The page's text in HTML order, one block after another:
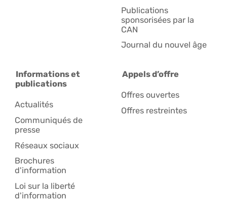
Publications
sponsorisées par la
CAN
Journal du nouvel âge
Informations et
publications
Actualités
Communiqués de
presse
Réseaux sociaux
Brochures
d'information
Loi sur la liberté
d'information
Appels d’offre
Offres ouvertes
Offres restreintes